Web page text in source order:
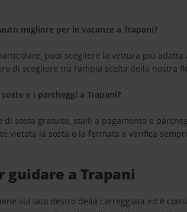
migliore per le vacanze a Trapani?
puoi scegliere la vettura più
di scegliere tra l’ampia scelta della nostra
e i parcheggi a Trapani?
di sosta gratuite, stalli a pagamento e
vietata la sosta o la fermata e verifica
guidare a Trapani
sul lato destro della carreggiata ed è